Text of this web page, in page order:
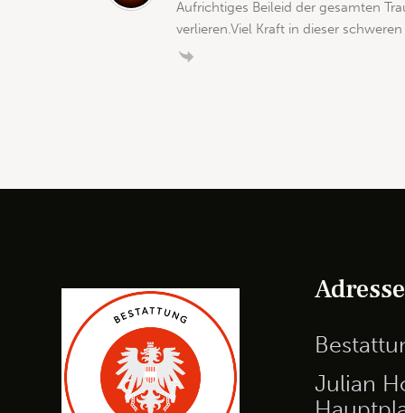
Aufrichtiges Beileid der gesamten
verlieren.Viel Kraft in dieser
Adresse
Julian